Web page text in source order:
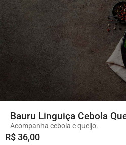
Bauru Linguiça Cebola
Acompanha cebola e queijo.
R$ 36,00